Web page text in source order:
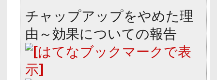
チャップアップをやめた理
由～効果についての報告